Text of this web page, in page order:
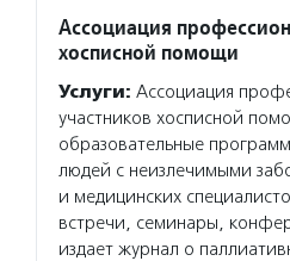
Ассоциация
хосписной помощи
Услуги: Ассоциация
участников хосписной
образовательные
людей с неизлечимыми
и медицинских
встречи, семинары,
издает журнал о